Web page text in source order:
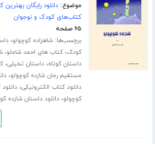
موضوع:دانلود رایگان
کتاب‌های کودک و نوجوان
۶۵ صفحه
برچسب‌ها:شاهزاده کوچولو،
کودک،کتاب های احمد شاملو،
داستان کوتاه،داستان تخیلی،
مستقیم رمان شازده کوچولو،
دانلود کتاب الکترونیکی،
کوچولو،دانلود داستان شازده